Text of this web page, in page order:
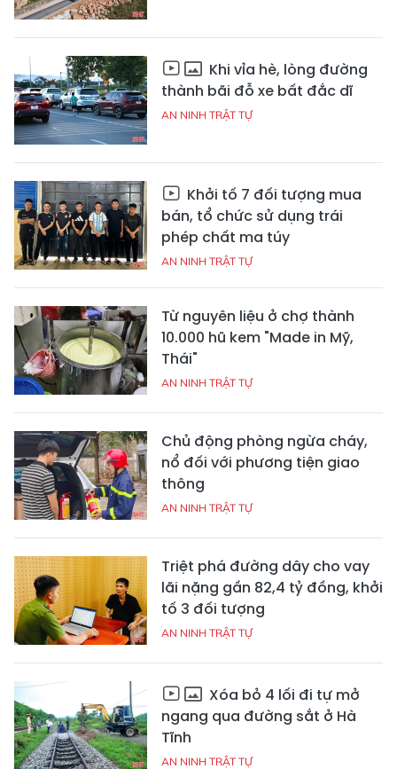
Khi vỉa hè, lòng đường
thành bãi đỗ xe bất đắc dĩ
AN NINH TRẬT TỰ
Khởi tố 7 đối tượng mua
bán, tổ chức sử dụng trái
phép chất ma túy
AN NINH TRẬT TỰ
Từ nguyên liệu ở chợ thành
10.000 hũ kem "Made in Mỹ,
Thái"
AN NINH TRẬT TỰ
Chủ động phòng ngừa cháy,
nổ đối với phương tiện giao
thông
AN NINH TRẬT TỰ
Triệt phá đường dây cho vay
lãi nặng gần 82,4 tỷ đồng, khởi
tố 3 đối tượng
AN NINH TRẬT TỰ
Xóa bỏ 4 lối đi tự mở
ngang qua đường sắt ở Hà
Tĩnh
AN NINH TRẬT TỰ